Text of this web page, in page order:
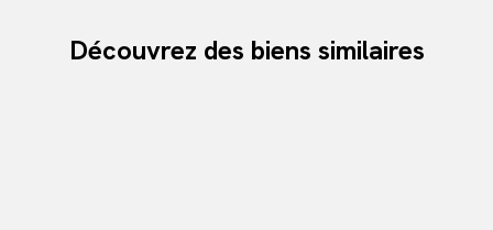
Découvrez des biens similaires